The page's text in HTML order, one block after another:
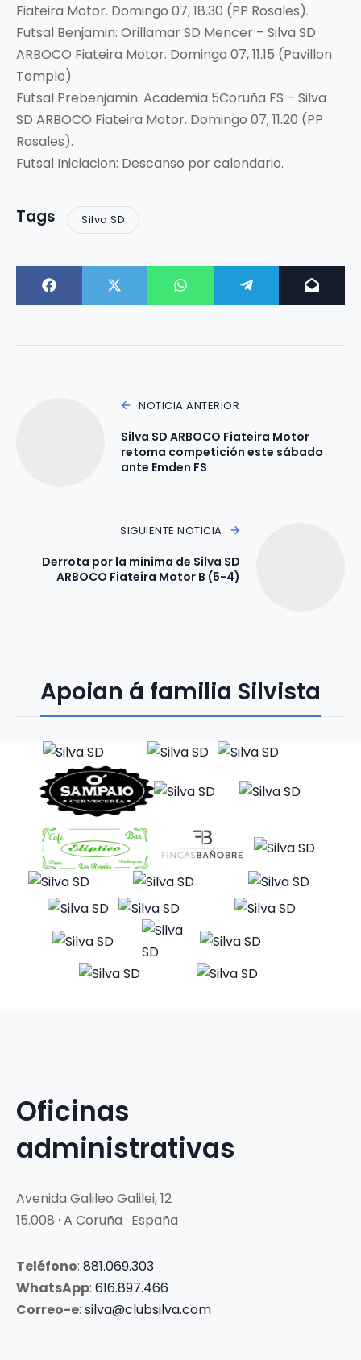
Fiateira Motor. Domingo 07, 18.30 (PP Rosales).
Futsal Benjamin: Orillamar SD Mencer – Silva SD
ARBOCO Fiateira Motor. Domingo 07, 11.15 (Pavillon
Temple).
Futsal Prebenjamin: Academia 5Coruña FS – Silva
SD ARBOCO Fiateira Motor. Domingo 07, 11.20 (PP
Rosales).
Futsal Iniciacion: Descanso por calendario.
Tags Silva SD
NOTICIA ANTERIOR
Silva SD ARBOCO Fiateira Motor
retoma competición este sábado
ante Emden FS
SIGUIENTE NOTICIA
Derrota por la mínima de Silva SD
ARBOCO Fiateira Motor B (5-4)
Apoian á familia Silvista
Oficinas
administrativas
Avenida Galileo Galilei, 12
15.008 · A Coruña · España
Teléfono: 881.069.303
WhatsApp: 616.897.466
Correo-e: silva@clubsilva.com